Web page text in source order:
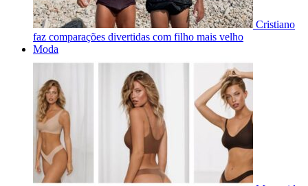
Cristiano
faz comparações divertidas com filho mais velho
Moda